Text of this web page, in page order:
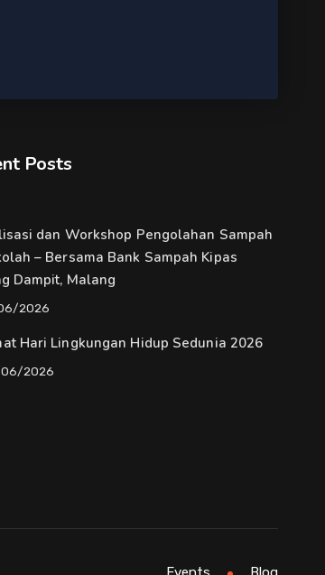
Posts
dan Workshop Pengolahan Sampah
– Bersama Bank Sampah Kipas
Dampit, Malang
2026
Hari Lingkungan Hidup Sedunia 2026
2026